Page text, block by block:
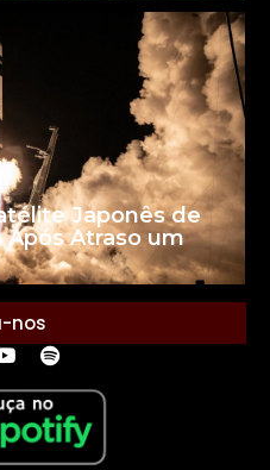
Japonês de
Após Atraso um
nos